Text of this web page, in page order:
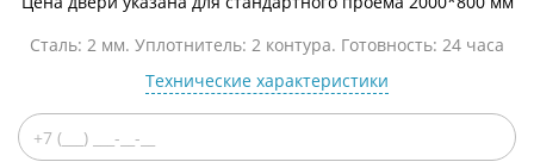
Сталь: 2 мм. Уплотнитель: 2 контура. Готовность: 24 часа
Технические характеристики